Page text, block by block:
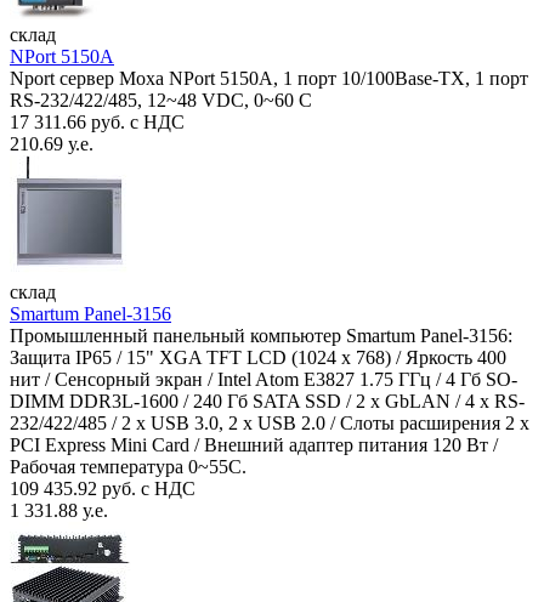
склад
NPort 5150A
Nport сервер Moxa NPort 5150A, 1 порт 10/100Base-TX, 1 порт
RS-232/422/485, 12~48 VDC, 0~60 С
17 311.66 руб. с НДС
210.69 у.е.
склад
Smartum Panel-3156
Промышленный панельный компьютер Smartum Panel-3156:
Защита IP65 / 15" XGA TFT LCD (1024 x 768) / Яркость 400
нит / Сенсорный экран / Intel Atom E3827 1.75 ГГц / 4 Гб SO-
DIMM DDR3L-1600 / 240 Гб SATA SSD / 2 x GbLAN / 4 x RS-
232/422/485 / 2 x USB 3.0, 2 x USB 2.0 / Слоты расширения 2 x
PCI Express Mini Card / Внешний адаптер питания 120 Вт /
Рабочая температура 0~55C.
109 435.92 руб. с НДС
1 331.88 у.е.